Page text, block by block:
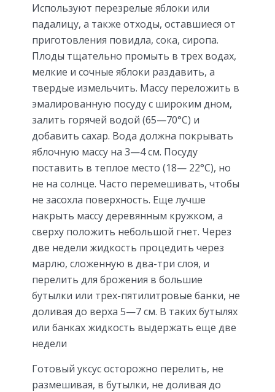
Используют перезрелые яблоки или
падалицу, а также отходы, оставшиеся от
приготовления повидла, сока, сиропа.
Плоды тщательно промыть в трех водах,
мелкие и сочные яблоки раздавить, а
твердые измельчить. Массу переложить в
эмалированную посуду с широким дном,
залить горячей водой (65—70°С) и
добавить сахар. Вода должна покрывать
яблочную массу на 3—4 см. Посуду
поставить в теплое место (18— 22°С), но
не на солнце. Часто перемешивать, чтобы
не засохла поверхность. Еще лучше
накрыть массу деревянным кружком, а
сверху положить небольшой гнет. Через
две недели жидкость процедить через
марлю, сложенную в два-три слоя, и
перелить для брожения в большие
бутылки или трех-пятилитровые банки, не
доливая до верха 5—7 см. В таких бутылях
или банках жидкость выдержать еще две
недели
Готовый уксус осторожно перелить, не
размешивая, в бутылки, не доливая до